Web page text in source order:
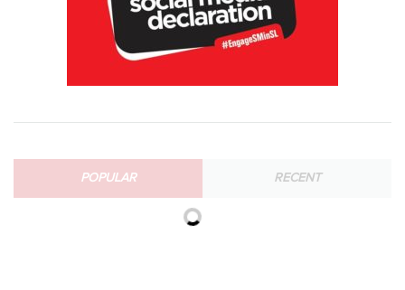
POPULAR RECENT